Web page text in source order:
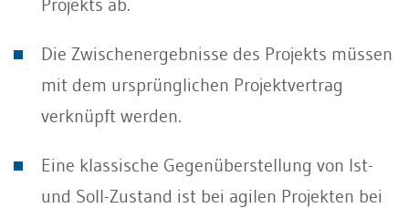
Projekts ab.
Die Zwischenergebnisse des Projekts müssen
mit dem ursprünglichen Projektvertrag
verknüpft werden.
Eine klassische Gegenüberstellung von Ist-
und Soll-Zustand ist bei agilen Projekten bei